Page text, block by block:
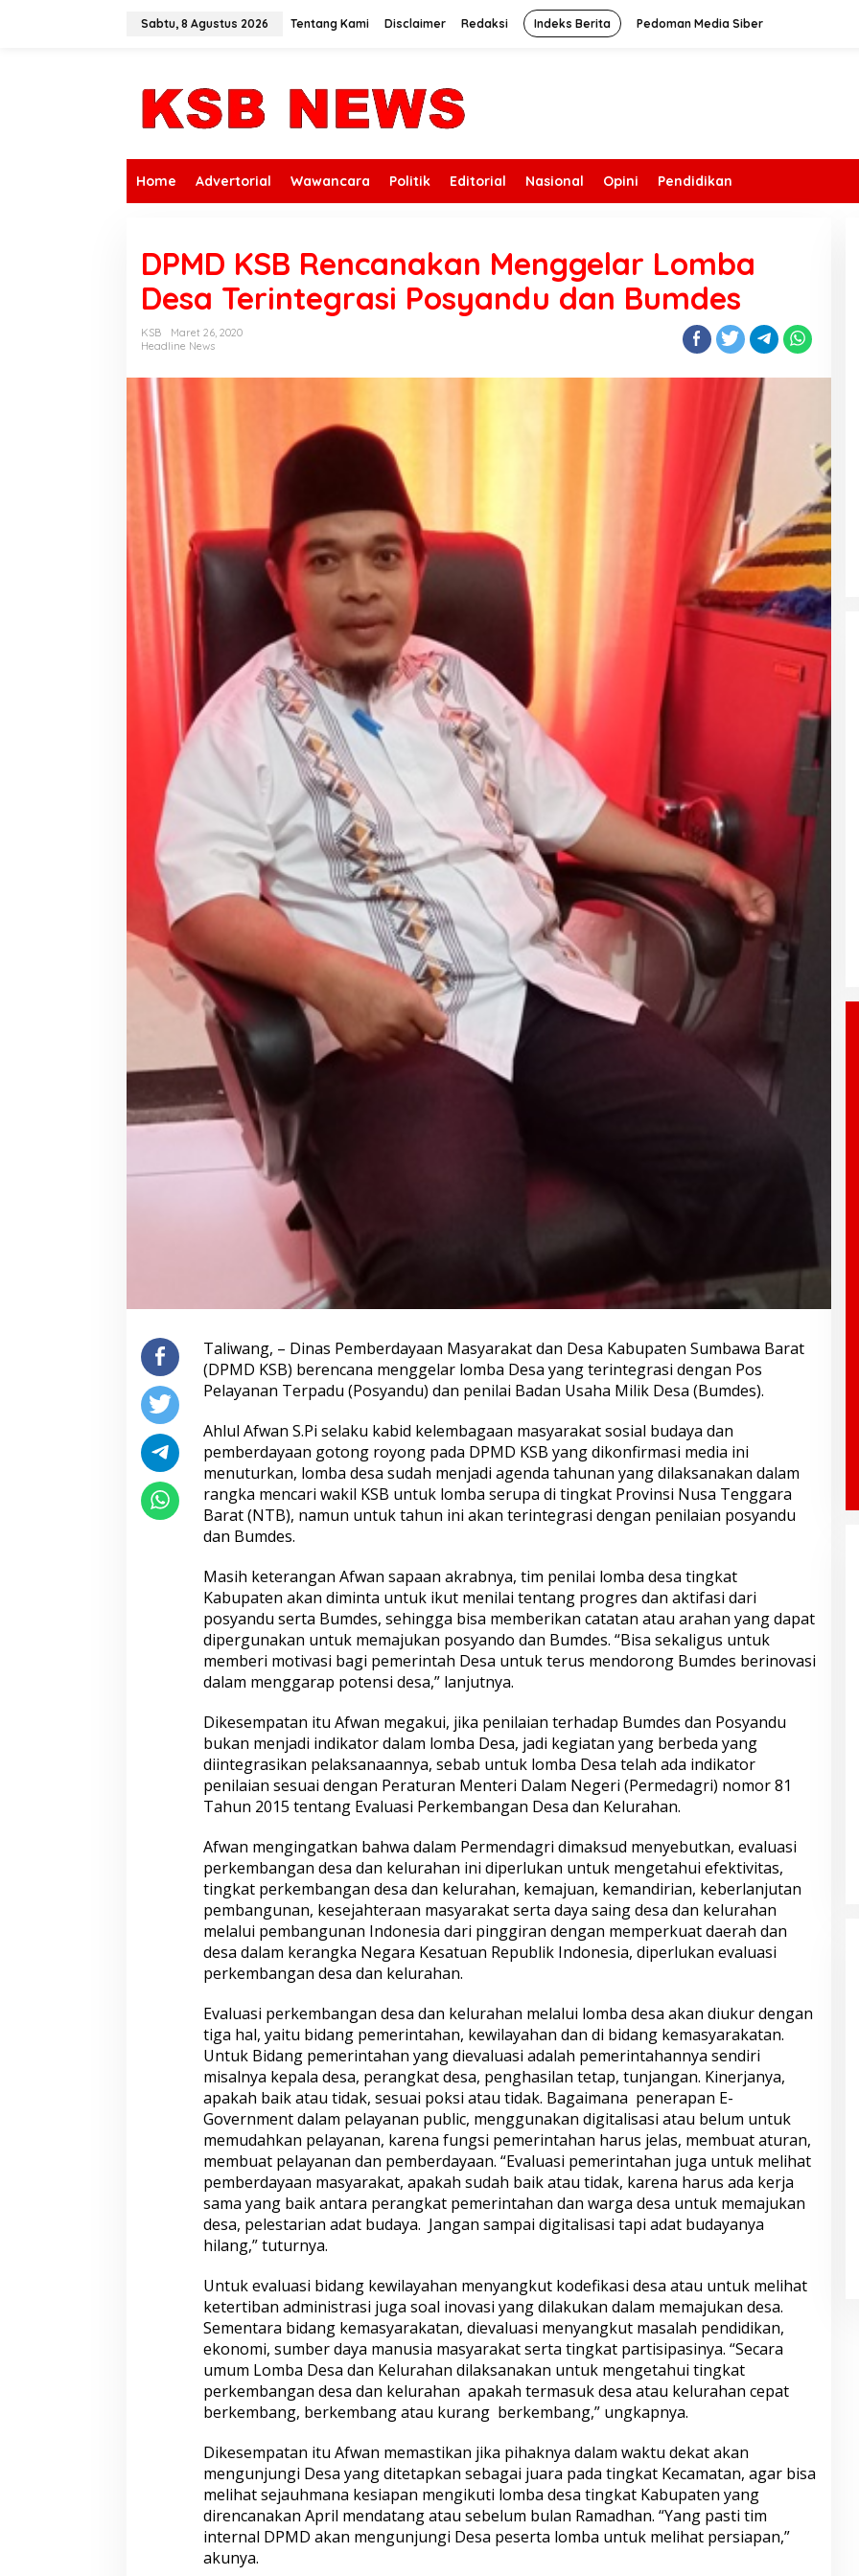
Sabtu, 8 Agustus 2026 Tentang Kami Disclaimer Redaksi Indeks Berita Pedoman Media Siber
Home Advertorial Wawancara Politik Editorial Nasional Opini Pendidikan
DPMD KSB Rencanakan Menggelar Lomba
Desa Terintegrasi Posyandu dan Bumdes
KSB
Maret 26, 2020
Headline News
Taliwang, – Dinas Pemberdayaan Masyarakat dan Desa Kabupaten Sumbawa Barat
(DPMD KSB) berencana menggelar lomba Desa yang terintegrasi dengan Pos
Pelayanan Terpadu (Posyandu) dan penilai Badan Usaha Milik Desa (Bumdes).
Ahlul Afwan S.Pi selaku kabid kelembagaan masyarakat sosial budaya dan
pemberdayaan gotong royong pada DPMD KSB yang dikonfirmasi media ini
menuturkan, lomba desa sudah menjadi agenda tahunan yang dilaksanakan dalam
rangka mencari wakil KSB untuk lomba serupa di tingkat Provinsi Nusa Tenggara
Barat (NTB), namun untuk tahun ini akan terintegrasi dengan penilaian posyandu
dan Bumdes.
Masih keterangan Afwan sapaan akrabnya, tim penilai lomba desa tingkat
Kabupaten akan diminta untuk ikut menilai tentang progres dan aktifasi dari
posyandu serta Bumdes, sehingga bisa memberikan catatan atau arahan yang dapat
dipergunakan untuk memajukan posyando dan Bumdes. “Bisa sekaligus untuk
memberi motivasi bagi pemerintah Desa untuk terus mendorong Bumdes berinovasi
dalam menggarap potensi desa,” lanjutnya.
Dikesempatan itu Afwan megakui, jika penilaian terhadap Bumdes dan Posyandu
bukan menjadi indikator dalam lomba Desa, jadi kegiatan yang berbeda yang
diintegrasikan pelaksanaannya, sebab untuk lomba Desa telah ada indikator
penilaian sesuai dengan Peraturan Menteri Dalam Negeri (Permedagri) nomor 81
Tahun 2015 tentang Evaluasi Perkembangan Desa dan Kelurahan.
Afwan mengingatkan bahwa dalam Permendagri dimaksud menyebutkan, evaluasi
perkembangan desa dan kelurahan ini diperlukan untuk mengetahui efektivitas,
tingkat perkembangan desa dan kelurahan, kemajuan, kemandirian, keberlanjutan
pembangunan, kesejahteraan masyarakat serta daya saing desa dan kelurahan
melalui pembangunan Indonesia dari pinggiran dengan memperkuat daerah dan
desa dalam kerangka Negara Kesatuan Republik Indonesia, diperlukan evaluasi
perkembangan desa dan kelurahan.
Evaluasi perkembangan desa dan kelurahan melalui lomba desa akan diukur dengan
tiga hal, yaitu bidang pemerintahan, kewilayahan dan di bidang kemasyarakatan.
Untuk Bidang pemerintahan yang dievaluasi adalah pemerintahannya sendiri
misalnya kepala desa, perangkat desa, penghasilan tetap, tunjangan. Kinerjanya,
apakah baik atau tidak, sesuai poksi atau tidak. Bagaimana penerapan E-
Government dalam pelayanan public, menggunakan digitalisasi atau belum untuk
memudahkan pelayanan, karena fungsi pemerintahan harus jelas, membuat aturan,
membuat pelayanan dan pemberdayaan. “Evaluasi pemerintahan juga untuk melihat
pemberdayaan masyarakat, apakah sudah baik atau tidak, karena harus ada kerja
sama yang baik antara perangkat pemerintahan dan warga desa untuk memajukan
desa, pelestarian adat budaya. Jangan sampai digitalisasi tapi adat budayanya
hilang,” tuturnya.
Untuk evaluasi bidang kewilayahan menyangkut kodefikasi desa atau untuk melihat
ketertiban administrasi juga soal inovasi yang dilakukan dalam memajukan desa.
Sementara bidang kemasyarakatan, dievaluasi menyangkut masalah pendidikan,
ekonomi, sumber daya manusia masyarakat serta tingkat partisipasinya. “Secara
umum Lomba Desa dan Kelurahan dilaksanakan untuk mengetahui tingkat
perkembangan desa dan kelurahan apakah termasuk desa atau kelurahan cepat
berkembang, berkembang atau kurang berkembang,” ungkapnya.
Dikesempatan itu Afwan memastikan jika pihaknya dalam waktu dekat akan
mengunjungi Desa yang ditetapkan sebagai juara pada tingkat Kecamatan, agar bisa
melihat sejauhmana kesiapan mengikuti lomba desa tingkat Kabupaten yang
direncanakan April mendatang atau sebelum bulan Ramadhan. “Yang pasti tim
internal DPMD akan mengunjungi Desa peserta lomba untuk melihat persiapan,”
akunya.